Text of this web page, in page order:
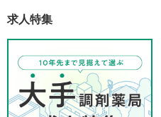
求人特集